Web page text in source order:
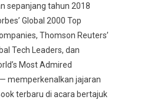
sepanjang tahun 2018
Global 2000 Top
Thomson Reuters’
Tech Leaders, dan
Most Admired
memperkenalkan jajaran
terbaru di acara bertajuk